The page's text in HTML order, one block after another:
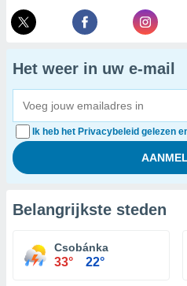
Het weer in uw e-mail
Ik heb het Privacybeleid gelezen
Belangrijkste steden
Csobánka
33° 22°